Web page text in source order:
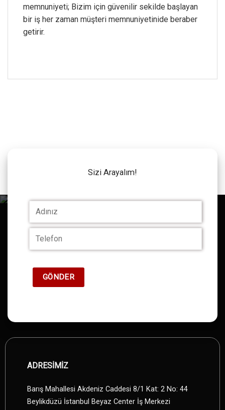
memnuniyeti; Bizim için güvenilir sekilde başlayan
bir iş her zaman müşteri memnuniyetinide beraber
getirir.
Sizi Arayalım!
ADRESİMİZ
Barış Mahallesi Akdeniz Caddesi 8/1 Kat: 2 No: 44
Beylikdüzü İstanbul Beyaz Center İş Merkezi